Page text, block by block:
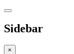
Sidebar
×